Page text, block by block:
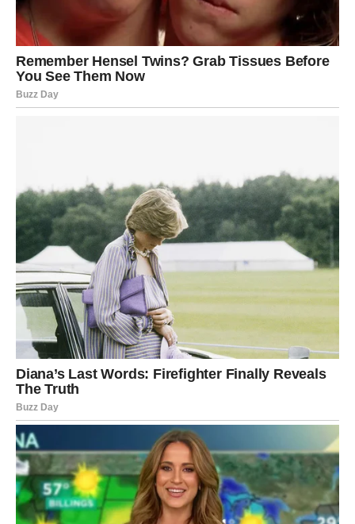
Upravo u tome leži njena najveća pobeda.
Pred Vagom je period koji menja
život
Sudbina sada otvara vrata koja su dugo bila zatvorena.
Vaga ulazi u dane kada će se mnoge stvari odvijati u
njenu korist. Ljubav, poštovanje, istina i emotivno
olakšanje dolaze zajedno, donoseći osećaj da se život
konačno vraća u ravnotežu.
Sve ono što je nekada izgledalo kao kazna sada dobija
potpuno drugačiji smisao. Vaga će jasno videti da
univerzum nikada nije zaboravio njene suze. Samo je
čekao pravi trenutak da joj pokaže koliko vredi.